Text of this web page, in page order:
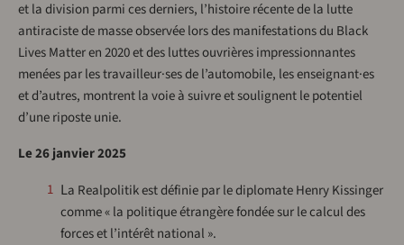
et la division parmi ces derniers, l’histoire récente de la lutte
antiraciste de masse observée lors des manifestations du Black
Lives Matter en 2020 et des luttes ouvrières impressionnantes
menées par les travailleur·ses de l’automobile, les enseignant·es
et d’autres, montrent la voie à suivre et soulignent le potentiel
d’une riposte unie.
Le 26 janvier 2025
1 La Realpolitik est définie par le diplomate Henry Kissinger
comme « la politique étrangère fondée sur le calcul des
forces et l’intérêt national ».